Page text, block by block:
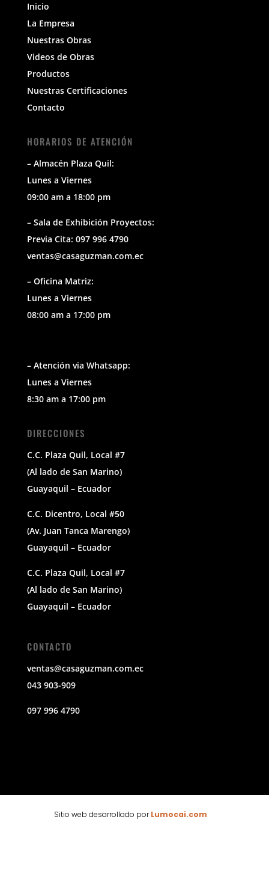
Inicio
La Empresa
Nuestras Obras
Videos de Obras
Productos
Nuestras Certificaciones
Contacto
HORARIOS DE ATENCIÓN
– Almacén Plaza Quil:
Lunes a Viernes
09:00 am a 18:00 pm
– Sala de Exhibición Proyectos:
Previa Cita: 097 996 4790
ventas@casaguzman.com.ec
– Oficina Matriz:
Lunes a Viernes
08:00 am a 17:00 pm
– Atención via Whatsapp:
Lunes a Viernes
8:30 am a 17:00 pm
DIRECCIONES
C.C. Plaza Quil, Local #7
(Al lado de San Marino)
Guayaquil – Ecuador
C.C. Dicentro, Local #50
(Av. Juan Tanca Marengo)
Guayaquil – Ecuador
C.C. Plaza Quil, Local #7
(Al lado de San Marino)
Guayaquil – Ecuador
CONTACTO
ventas@casaguzman.com.ec
043 903-909
097 996 4790
Sitio web desarrollado por Lumocai.com